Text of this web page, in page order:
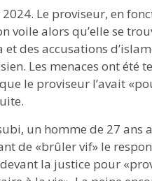
Le proviseur, en
voile alors qu’elle se
et des accusations
Les menaces ont été
le proviseur l’avait
un homme de 27 ans
de «brûler vif» le
la justice pour